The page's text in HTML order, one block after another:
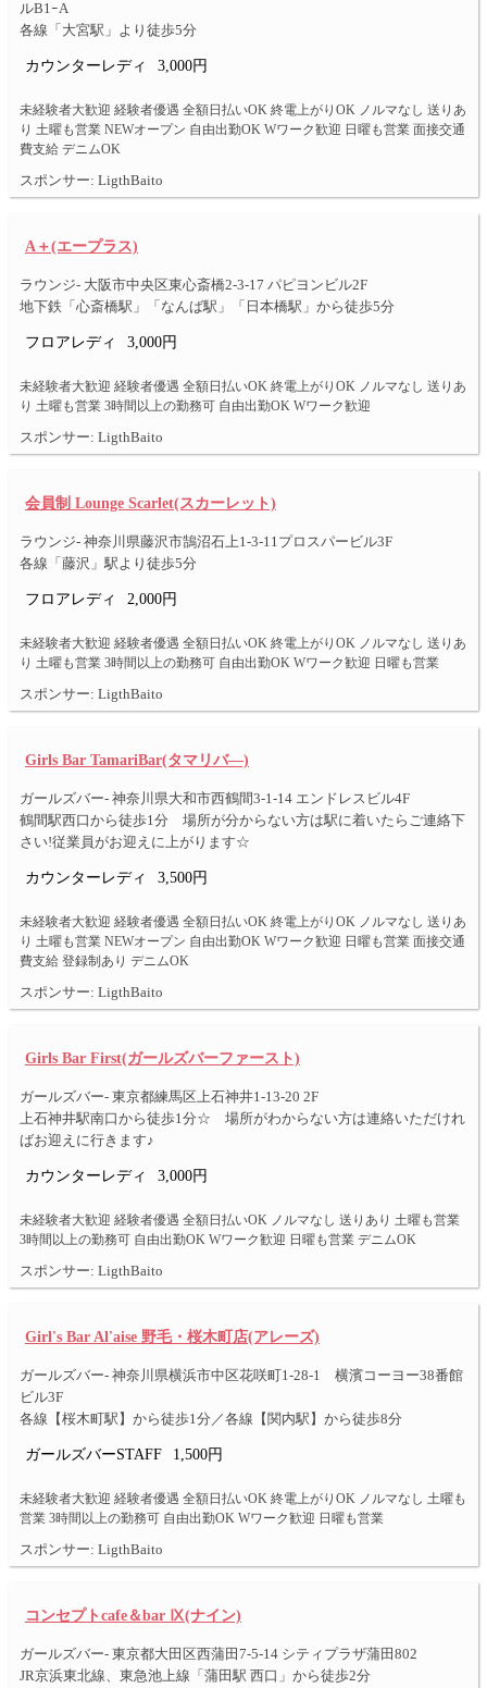
ルB1ｰA
各線「大宮駅」より徒歩5分
カウンターレディ 3,000円
未経験者大歓迎 経験者優遇 全額日払いOK 終電上がりOK ノルマなし 送りあ
り 土曜も営業 NEWオープン 自由出勤OK Wワーク歓迎 日曜も営業 面接交通
費支給 デニムOK
スポンサー: LigthBaito
A＋(エープラス)
ラウンジ- 大阪市中央区東心斎橋2-3-17 パピヨンビル2F
地下鉄「心斎橋駅」「なんば駅」「日本橋駅」から徒歩5分
フロアレディ 3,000円
未経験者大歓迎 経験者優遇 全額日払いOK 終電上がりOK ノルマなし 送りあ
り 土曜も営業 3時間以上の勤務可 自由出勤OK Wワーク歓迎
スポンサー: LigthBaito
会員制 Lounge Scarlet(スカーレット)
ラウンジ- 神奈川県藤沢市鵠沼石上1-3-11プロスパービル3F
各線「藤沢」駅より徒歩5分
フロアレディ 2,000円
未経験者大歓迎 経験者優遇 全額日払いOK 終電上がりOK ノルマなし 送りあ
り 土曜も営業 3時間以上の勤務可 自由出勤OK Wワーク歓迎 日曜も営業
スポンサー: LigthBaito
Girls Bar TamariBar(タマリバ―)
ガールズバー- 神奈川県大和市西鶴間3-1-14 エンドレスビル4F
鶴間駅西口から徒歩1分 場所が分からない方は駅に着いたらご連絡下
さい!従業員がお迎えに上がります☆
カウンターレディ 3,500円
未経験者大歓迎 経験者優遇 全額日払いOK 終電上がりOK ノルマなし 送りあ
り 土曜も営業 NEWオープン 自由出勤OK Wワーク歓迎 日曜も営業 面接交通
費支給 登録制あり デニムOK
スポンサー: LigthBaito
Girls Bar First(ガールズバーファースト)
ガールズバー- 東京都練馬区上石神井1-13-20 2F
上石神井駅南口から徒歩1分☆ 場所がわからない方は連絡いただけれ
ばお迎えに行きます♪
カウンターレディ 3,000円
未経験者大歓迎 経験者優遇 全額日払いOK ノルマなし 送りあり 土曜も営業
3時間以上の勤務可 自由出勤OK Wワーク歓迎 日曜も営業 デニムOK
スポンサー: LigthBaito
Girl's Bar Al'aise 野毛・桜木町店(アレーズ)
ガールズバー- 神奈川県横浜市中区花咲町1-28-1 横濱コーヨー38番館
ビル3F
各線【桜木町駅】から徒歩1分／各線【関内駅】から徒歩8分
ガールズバーSTAFF 1,500円
未経験者大歓迎 経験者優遇 全額日払いOK 終電上がりOK ノルマなし 土曜も
営業 3時間以上の勤務可 自由出勤OK Wワーク歓迎 日曜も営業
スポンサー: LigthBaito
コンセプトcafe＆bar Ⅸ(ナイン)
ガールズバー- 東京都大田区西蒲田7-5-14 シティプラザ蒲田802
JR京浜東北線、東急池上線「蒲田駅 西口」から徒歩2分